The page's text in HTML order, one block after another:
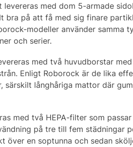
levereras med dom 5-armade
bra på att få med sig finare
modeller använder samma
och serier.
med två huvudborstar
Enligt Roborock är de lika
långhåriga mattor där
med två HEPA-filter som
på tre till fem städningar
över en soptunna och sedan